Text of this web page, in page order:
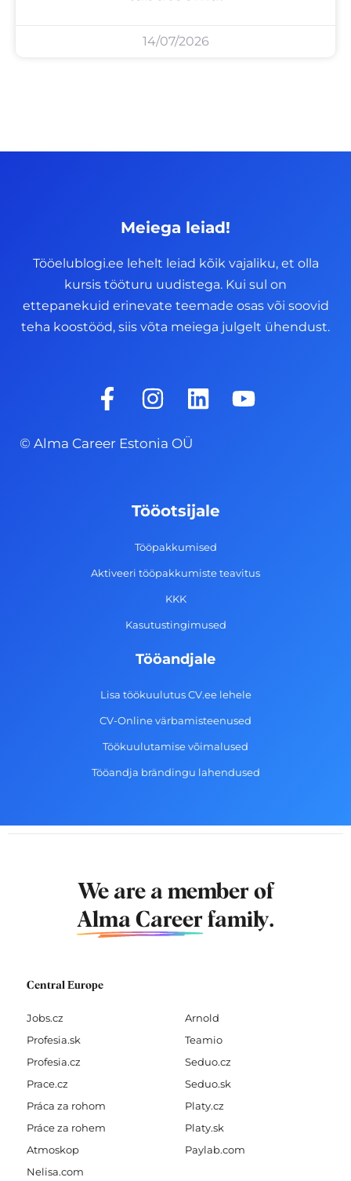
14/07/2026
Meiega leiad!
Tööelublogi.ee lehelt leiad kõik vajaliku, et olla
kursis tööturu uudistega. Kui sul on
ettepanekuid erinevate teemade osas või soovid
teha koostööd, siis võta meiega julgelt ühendust.
F
a
e
-
I
n
s
t
g
r
a
m
L
i
d
i
n
Y
o
© Alma Career Estonia OÜ
Tööotsijale
Tööpakkumised
Aktiveeri tööpakkumiste teavitus
KKK
Kasutustingimused
Tööandjale
Lisa töökuulutus CV.ee lehele
CV-Online värbamisteenused
Töökuulutamise võimalused
Tööandja brändingu lahendused
We are a member of
Alma Career family.
Central Europe
Jobs.cz
Profesia.sk
Profesia.cz
Prace.cz
Práca za rohom
Práce za rohem
Atmoskop
Nelisa.com
Arnold
Teamio
Seduo.cz
Seduo.sk
Platy.cz
Platy.sk
Paylab.com